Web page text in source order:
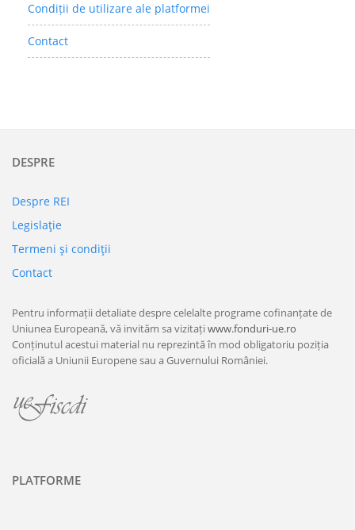
Condiții de utilizare ale platformei
Contact
DESPRE
Despre REI
Legislaţie
Termeni şi condiţii
Contact
Pentru informații detaliate despre celelalte programe cofinanțate de
Uniunea Europeană, vă invităm sa vizitațiwww.fonduri-ue.ro
Conținutul acestui material nu reprezintă în mod obligatoriu poziția
oficială a Uniunii Europene sau a Guvernului României.
PLATFORME